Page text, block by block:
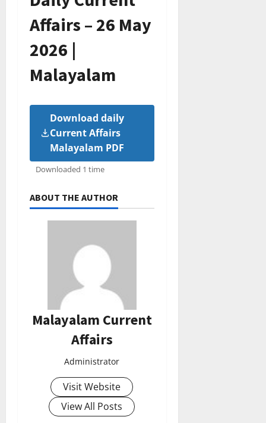
Affairs – 26 May
2026 |
Malayalam
Download daily
Current Affairs
Malayalam PDF
Downloaded 1 time
ABOUT THE AUTHOR
Malayalam Current
Affairs
Administrator
Visit Website
View All Posts